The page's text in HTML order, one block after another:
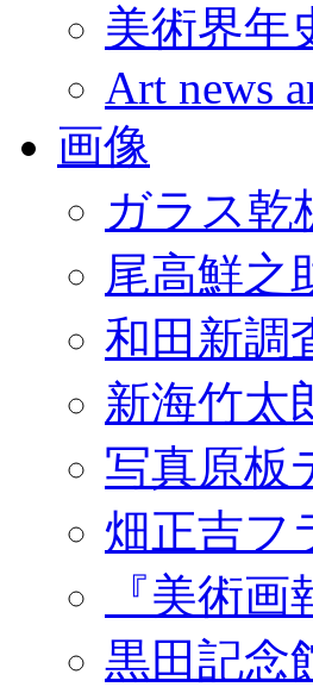
美術界年
Art news
画像
ガラス乾
尾高鮮之
和田新調
新海竹太
写真原板
畑正吉フ
『美術
黒田記念